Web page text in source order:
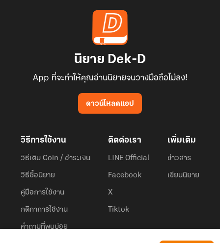
นิยาย Dek-D
App ที่จะทำให้คุณอ่านนิยายจนวางมือถือไม่ลง!
ดาวน์โหลดแอป
วิธีการใช้งาน
วิธีเติม Coin / ชำระเงิน
วิธีซื้อนิยาย
คู่มือการใช้งาน
กติกาการใช้งาน
คำถามที่พบบ่อย
ติดต่อเรา
LINE Official
Facebook
X
Tiktok
เพิ่มเติม
ข่าวสาร
เขียนนิยาย